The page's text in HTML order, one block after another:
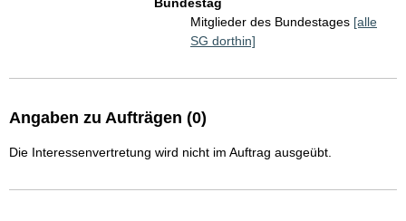
Mitglieder des Bundestages [alle
SG dorthin]
Angaben zu Aufträgen (0)
Die Interessenvertretung wird nicht im Auftrag ausgeübt.